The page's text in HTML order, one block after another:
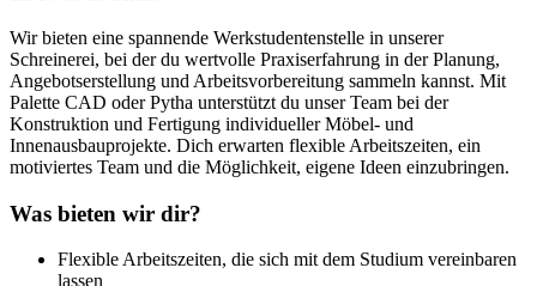
Wir bieten eine spannende Werkstudentenstelle in unserer
Schreinerei, bei der du wertvolle Praxiserfahrung in der Planung,
Angebotserstellung und Arbeitsvorbereitung sammeln kannst. Mit
Palette CAD oder Pytha unterstützt du unser Team bei der
Konstruktion und Fertigung individueller Möbel- und
Innenausbauprojekte. Dich erwarten flexible Arbeitszeiten, ein
motiviertes Team und die Möglichkeit, eigene Ideen einzubringen.
Was bieten wir dir?
Flexible Arbeitszeiten, die sich mit dem Studium vereinbaren
lassen